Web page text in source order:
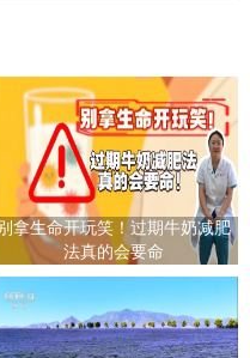
拿生命开玩笑！过期牛奶减肥
法真的会要命